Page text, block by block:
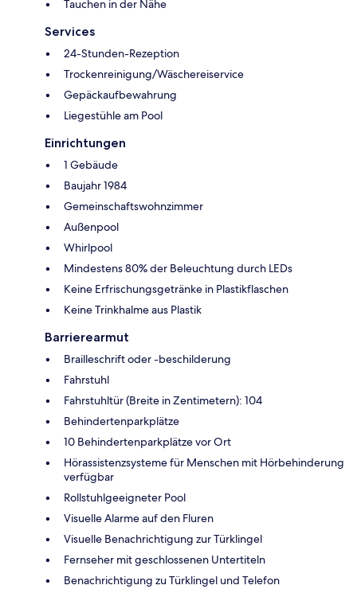
Tauchen in der Nähe
Services
24-Stunden-Rezeption
Trockenreinigung/Wäschereiservice
Gepäckaufbewahrung
Liegestühle am Pool
Einrichtungen
1 Gebäude
Baujahr 1984
Gemeinschaftswohnzimmer
Außenpool
Whirlpool
Mindestens 80% der Beleuchtung durch LEDs
Keine Erfrischungsgetränke in Plastikflaschen
Keine Trinkhalme aus Plastik
Barrierearmut
Brailleschrift oder -beschilderung
Fahrstuhl
Fahrstuhltür (Breite in Zentimetern): 104
Behindertenparkplätze
10 Behindertenparkplätze vor Ort
Hörassistenzsysteme für Menschen mit Hörbehinderung
verfügbar
Rollstuhlgeeigneter Pool
Visuelle Alarme auf den Fluren
Visuelle Benachrichtigung zur Türklingel
Fernseher mit geschlossenen Untertiteln
Benachrichtigung zu Türklingel und Telefon